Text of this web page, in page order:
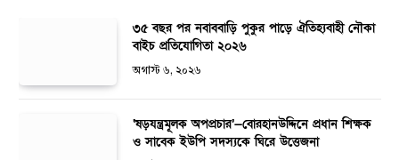
৩৫ বছর পর নবাববাড়ি পুকুর পাড়ে ঐতিহ্যবাহী নৌকা
বাইচ প্রতিযোগিতা ২০২৬
অগাস্ট ৬, ২০২৬
‘ষড়যন্ত্রমূলক অপপ্রচার’—বোরহানউদ্দিনে প্রধান শিক্ষক
ও সাবেক ইউপি সদস্যকে ঘিরে উত্তেজনা